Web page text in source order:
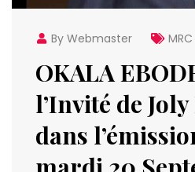
By Webmaster MRC
OKALA
l’Invité de
dans